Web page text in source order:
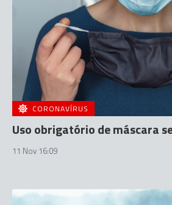
CORONAVÍRUS
Uso obrigatório de máscara
11 Nov 16:09